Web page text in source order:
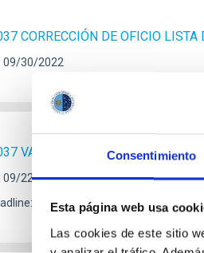
Consentimiento
Esta página web usa
Las cookies de este sitio
CORRECCIÓN DE OFICIO
09/30/2022
VALORACIÓN PROVISIONAL
09/22/2022
09/29/2022